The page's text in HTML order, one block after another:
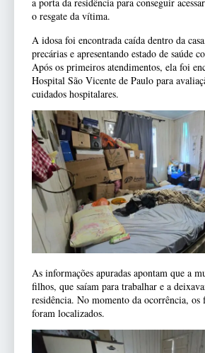
a porta da residência para conseguir
o resgate da vítima.
A idosa foi encontrada caída dentro da
precárias e apresentando estado de saúde
Após os primeiros atendimentos, ela foi
Hospital São Vicente de Paulo para
cuidados hospitalares.
As informações apuradas apontam que a
filhos, que saíam para trabalhar e a
residência. No momento da ocorrência, os
foram localizados.